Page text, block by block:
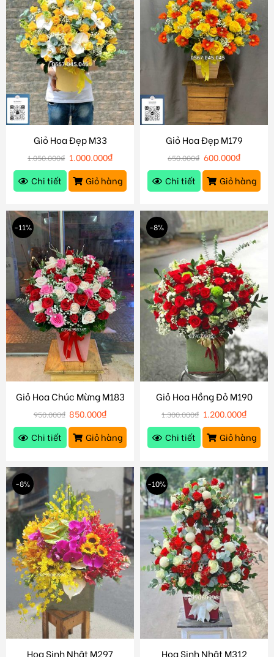
Giỏ Hoa Đẹp M33
1.050.000₫ 1.000.000₫
Chi tiết
Giỏ hàng
Giỏ Hoa Đẹp M179
650.000₫ 600.000₫
Chi tiết
Giỏ hàng
-11%
Giỏ Hoa Chúc Mừng M183
950.000₫ 850.000₫
Chi tiết
Giỏ hàng
-8%
Giỏ Hoa Hồng Đỏ M190
1.300.000₫ 1.200.000₫
Chi tiết
Giỏ hàng
-8%
Hoa Sinh Nhật M297
-10%
Hoa Sinh Nhật M312